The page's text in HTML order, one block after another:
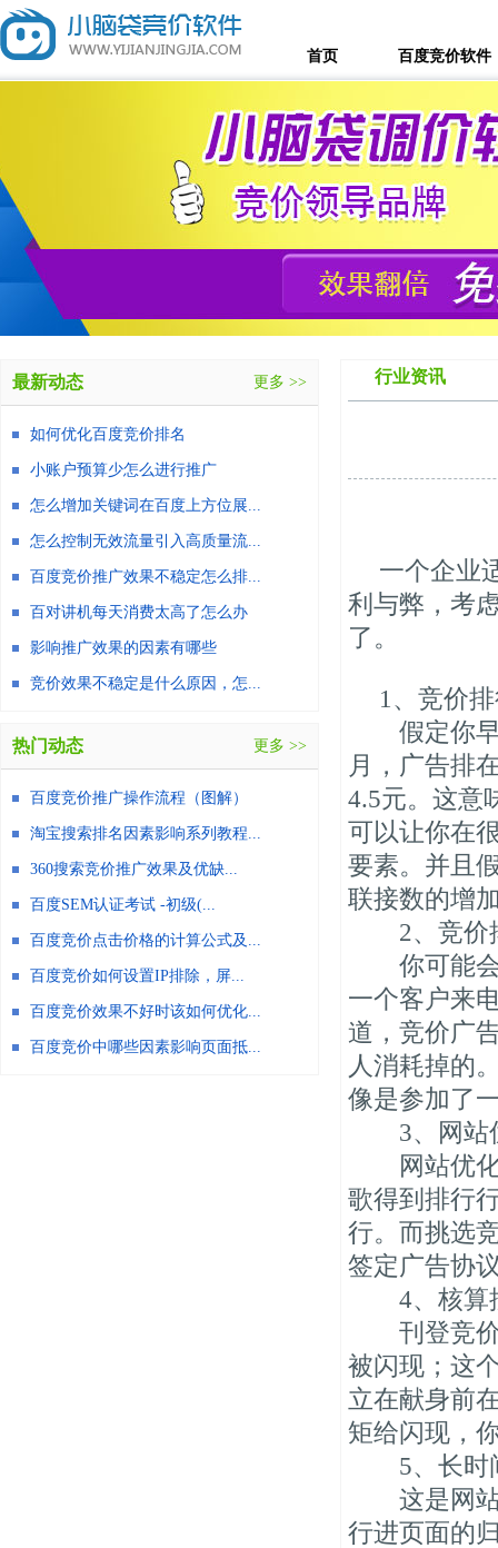
首页 百度竞价软件
行业资讯
一个企业
利与弊，考
了。
1、竞价
假定你早
月，广告排
4.5元。这意
可以让你在
要素。并且
联接数的增
2、竞价
你可能会
一个客户来
道，竞价广
人消耗掉的
像是参加了
3、网站
网站优化
歌得到排行
行。而挑选
签定广告协
4、核算
刊登竞价
被闪现；这
立在献身前
矩给闪现，
5、长时
这是网站
行进页面的
最新动态 更多 >>
如何优化百度竞价排名
小账户预算少怎么进行推广
怎么增加关键词在百度上方位展...
怎么控制无效流量引入高质量流...
百度竞价推广效果不稳定怎么排...
百对讲机每天消费太高了怎么办
影响推广效果的因素有哪些
竞价效果不稳定是什么原因，怎...
热门动态 更多 >>
百度竞价推广操作流程（图解）
淘宝搜索排名因素影响系列教程...
360搜索竞价推广效果及优缺...
百度SEM认证考试 -初级(...
百度竞价点击价格的计算公式及...
百度竞价如何设置IP排除，屏...
百度竞价效果不好时该如何优化...
百度竞价中哪些因素影响页面抵...